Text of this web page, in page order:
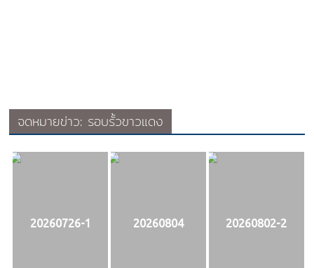
จดหมายข่าว: รอบรั้วขาวแดง
20260726-1 20260804 20260802-2